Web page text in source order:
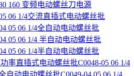
160 变频电动螺丝刀电源
06 1/4交流直插式电动螺丝批
05 06 1/4全自动电动螺丝批
05 06 1/4 半自动电动螺丝批
05 06 1/4半自动电动螺丝批
率直插式电动螺丝批C0048-05 06 1/4